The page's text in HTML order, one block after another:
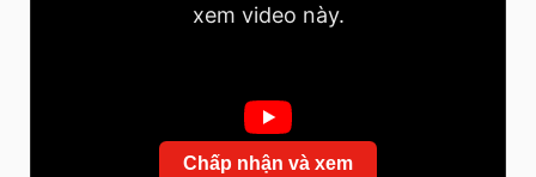
xem video này.
Chấp nhận và xem